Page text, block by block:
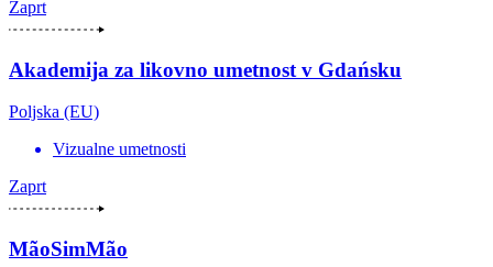
Zaprt
Akademija za likovno umetnost v Gdańsku
Poljska (EU)
Vizualne umetnosti
Zaprt
MãoSimMão